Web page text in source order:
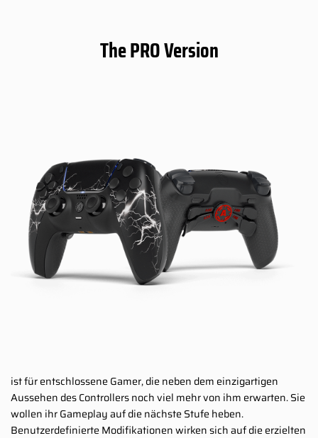
The PRO Version
ist für entschlossene Gamer, die neben dem einzigartigen
Aussehen des Controllers noch viel mehr von ihm erwarten. Sie
wollen ihr Gameplay auf die nächste Stufe heben.
Benutzerdefinierte Modifikationen wirken sich auf die erzielten